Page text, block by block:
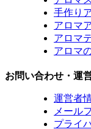
手作り
アロマ
アロマ
アロマ
お問い合わせ・運
運営者
メール
プライ